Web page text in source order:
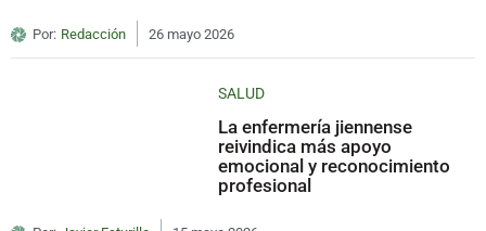
Por: Redacción 26 mayo 2026
SALUD
La enfermería jiennense
reivindica más apoyo
emocional y reconocimiento
profesional